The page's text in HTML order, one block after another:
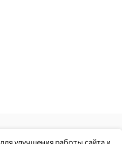
для улучшения работы сайта и